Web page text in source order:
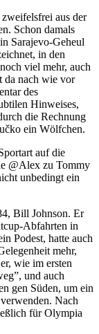
aus der
Schon damals
Sarajevo-Geheul
in den
viel mehr, auch
da nach wie vor
des
Hinweises,
die Rechnung
ein Wölfchen.
auf die
@Alex zu Tommy
unbedingt ein
Bill Johnson. Er
Abfahrten in
Podest, hatte auch
mehr,
wie im ersten
und auch
gen Süden, um ein
Nach
für Olympia